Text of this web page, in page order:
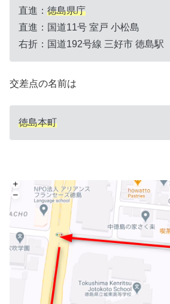
直進： 徳島県庁
直進：国道11号 室戸 小松島
右折：国道192号線 三好市 徳島駅
交差点の名前は
徳島本町